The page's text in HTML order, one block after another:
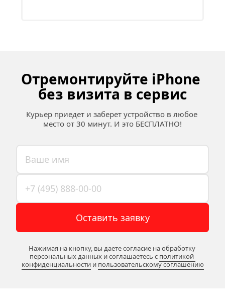
Отремонтируйте iPhone
без визита в сервис
Курьер приедет и заберет устройство в любое
место от 30 минут. И это БЕСПЛАТНО!
Оставить заявку
Нажимая на кнопку, вы даете согласие на обработку
персональных данных и соглашаетесь c политикой
конфиденциальности и пользовательскому соглашению